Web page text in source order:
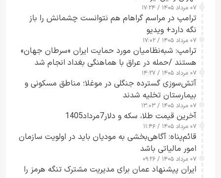
۰۷ مرداد ۱۴۰۵ / ۱۷:۲۴
ترامپ در مراسم گراهام هم نتوانست چشمانش را باز
نگه دارد+ ویدیو
۰۷ مرداد ۱۴۰۵ / ۱۷:۰۲
ترامپ: شبه‌نظامیان مورد حمایت ایران «سرطان جهان»
هستند /حمله در عراق با هماهنگی بغداد انجام شد
۰۷ مرداد ۱۴۰۵ / ۱۴:۲۷
آتش‌سوزی گسترده جنگلی در موغلا؛ مناطق مسکونی و
بیمارستان تخلیه شدند
۰۷ مرداد ۱۴۰۵ / ۱۳:۰۳
آخرین قیمت طلا، سکه و دلار7مرداد1405
۰۷ مرداد ۱۴۰۵ / ۱۱:۴۶
قائم‌پناه: آگاهی‌بخشی به مودیان باید در اولویت سازمان
امور مالیاتی باشد
۰۷ مرداد ۱۴۰۵ / ۰۹:۲۶
ایران پیشنهاد عمان برای مدیریت مشترک تنگه هرمز را